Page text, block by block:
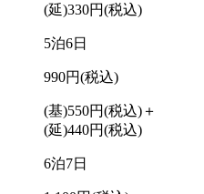
(延)330円(税込)
5泊6日
990円(税込)
(基)550円(税込)＋
(延)440円(税込)
6泊7日